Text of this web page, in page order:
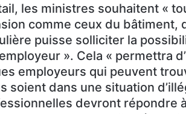
les ministres souhaitent «
comme ceux du bâtiment,
puisse solliciter la
». Cela « permettra
employeurs qui peuvent
soient dans une situation
devront répondre